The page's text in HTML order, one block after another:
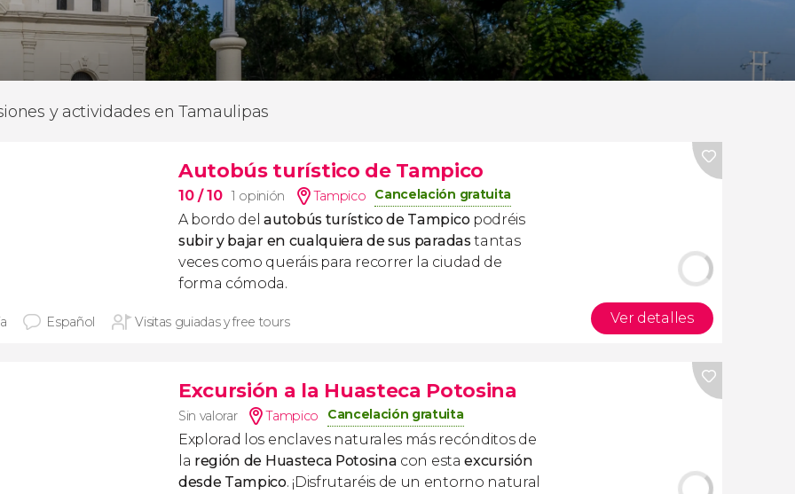
y actividades en Tamaulipas
Autobús turístico de Tampico
10/ 10 1 opinión Tampico Cancelación gratuita
A bordo delautobús turístico de Tampicopodréis
subir y bajar en cualquiera de sus paradastantas
veces como queráis para recorrer la ciudad de
forma cómoda.
Español Visitas guiadas y free tours Ver detalles
Excursión a la Huasteca Potosina
Sin valorar Tampico Cancelación gratuita
Explorad los enclaves naturales más recónditos de
la región de Huasteca Potosina con estaexcursión
desde Tampico. ¡Disfrutaréis de un entorno natural